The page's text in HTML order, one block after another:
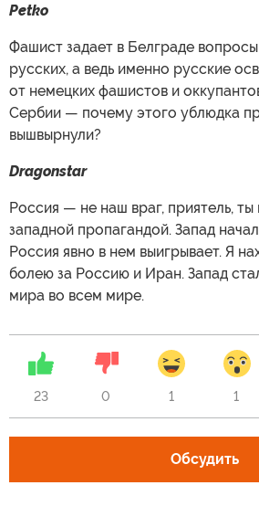
Petko
Фашист задает в Белграде
русских, а ведь именно русские
от немецких фашистов и
Сербии — почему этого ублюдка
вышвырнули?
Dragonstar
Россия — не наш враг, приятель,
западной пропагандой. Запад
Россия явно в нем выигрывает. Я
болею за Россию и Иран. Запад
мира во всем мире.
23 0 1 1
Обсудить